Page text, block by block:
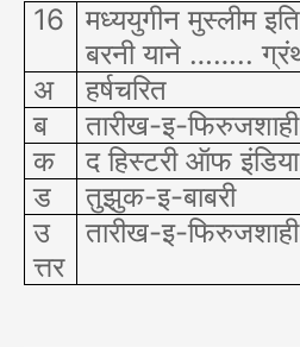
16
मध्ययुगीन मुस्लीम
बरनी याने ……..
अ
हर्षचरित
ब
तारीख-इ-फिरुजशाही
क
द हिस्टरी ऑफ इंडिया
ड
तुझुक-इ-बाबरी
उ
त्तर
तारीख-इ-फिरुजशाही